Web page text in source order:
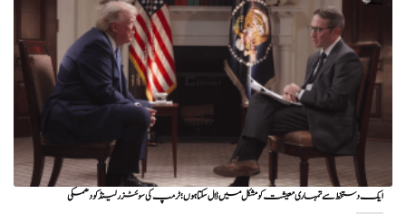
ایک دستخط سے تمہاری معیشت کو مشکل میں ڈال سکتا ہوں؛ ٹرمپ کی سوئٹزرلینڈ کو دھمکی